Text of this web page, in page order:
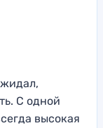
С одной
высокая